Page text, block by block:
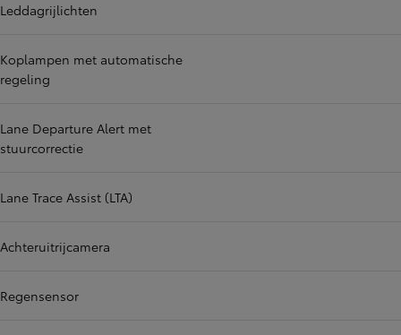
Leddagrijlichten
Koplampen met automatische
regeling
Lane Departure Alert met
stuurcorrectie
Lane Trace Assist (LTA)
Achteruitrijcamera
Regensensor